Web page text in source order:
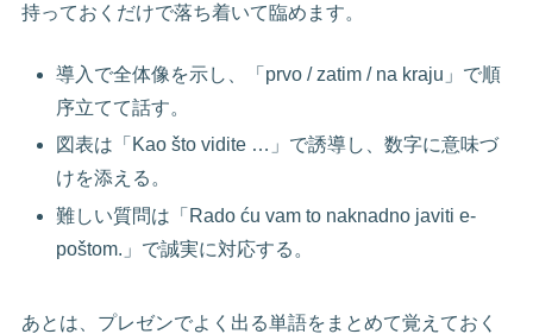
持っておくだけで落ち着いて臨めます。
導入で全体像を示し、「prvo / zatim / na kraju」で順
序立てて話す。
図表は「Kao što vidite …」で誘導し、数字に意味づ
けを添える。
難しい質問は「Rado ću vam to naknadno javiti e-
poštom.」で誠実に対応する。
あとは、プレゼンでよく出る単語をまとめて覚えておく